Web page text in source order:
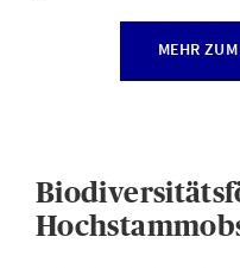
MEHR